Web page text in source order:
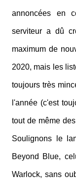
annoncées en
serviteur a dû
maximum de
2020, mais les
toujours très
l'année (c'est
tout de même
Soulignons le
Beyond Blue,
Warlock, sans